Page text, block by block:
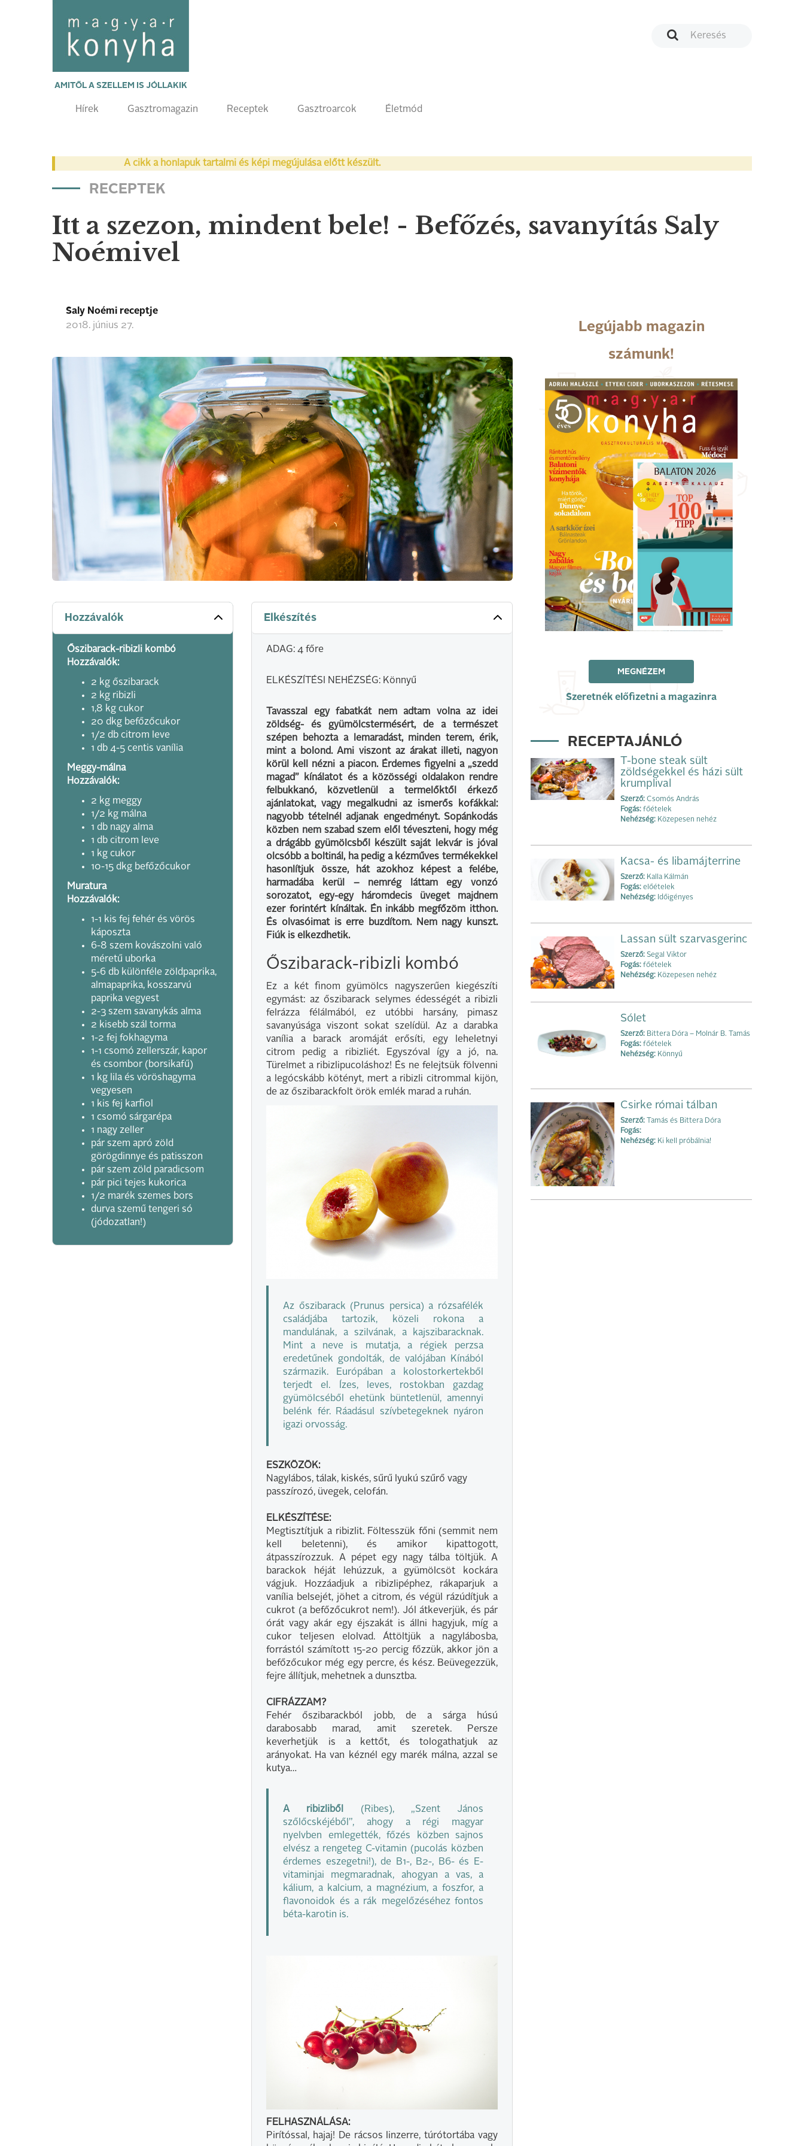
AMITŐL A SZELLEM IS JÓLLAKIK
Hírek Gasztromagazin Receptek Gasztroarcok Életmód
A cikk a honlapuk tartalmi és képi megújulása előtt készült.
RECEPTEK
Itt a szezon, mindent bele! - Befőzés, savanyítás Saly
Noémivel
Saly Noémi receptje
2018. június 27.
Hozzávalók
Őszibarack-ribizli kombó
Hozzávalók:
2 kg őszibarack
2 kg ribizli
1,8 kg cukor
20 dkg befőzőcukor
1/2 db citrom leve
1 db 4-5 centis vanília
Meggy-málna
Hozzávalók:
2 kg meggy
1/2 kg málna
1 db nagy alma
1 db citrom leve
1 kg cukor
10-15 dkg befőzőcukor
Muratura
Hozzávalók:
1-1 kis fej fehér és vörös
káposzta
6-8 szem kovászolni való
méretű uborka
5-6 db különféle zöldpaprika,
almapaprika, kosszarvú
paprika vegyest
2-3 szem savanykás alma
2 kisebb szál torma
1-2 fej fokhagyma
1-1 csomó zellerszár, kapor
és csombor (borsikafű)
1 kg lila és vöröshagyma
vegyesen
1 kis fej karfiol
1 csomó sárgarépa
1 nagy zeller
pár szem apró zöld
görögdinnye és patisszon
pár szem zöld paradicsom
pár pici tejes kukorica
1/2 marék szemes bors
durva szemű tengeri só
(jódozatlan!)
Elkészítés
ADAG: 4 főre
ELKÉSZÍTÉSI NEHÉZSÉG: Könnyű
Tavasszal egy fabatkát nem adtam volna az idei
zöldség- és gyümölcstermésért, de a természet
szépen behozta a lemaradást, minden terem, érik,
mint a bolond. Ami viszont az árakat illeti, nagyon
körül kell nézni a piacon. Érdemes figyelni a „szedd
magad” kínálatot és a közösségi oldalakon rendre
felbukkanó, közvetlenül a termelőktől érkező
ajánlatokat, vagy megalkudni az ismerős kofákkal:
nagyobb tételnél adjanak engedményt. Sopánkodás
közben nem szabad szem elől téveszteni, hogy még
a drágább gyümölcsből készült saját lekvár is jóval
olcsóbb a boltinál, ha pedig a kézműves termékekkel
hasonlítjuk össze, hát azokhoz képest a felébe,
harmadába kerül − nemrég láttam egy vonzó
sorozatot, egy-egy háromdecis üveget majdnem
ezer forintért kínáltak. Én inkább megfőzöm itthon.
És olvasóimat is erre buzdítom. Nem nagy kunszt.
Fiúk is elkezdhetik.
Őszibarack-ribizli kombó
Ez a két finom gyümölcs nagyszerűen kiegészíti
egymást: az őszibarack selymes édességét a ribizli
felrázza félálmából, ez utóbbi harsány, pimasz
savanyúsága viszont sokat szelídül. Az a darabka
vanília a barack aromáját erősíti, egy leheletnyi
citrom pedig a ribizliét. Egyszóval így a jó, na.
Türelmet a ribizlipucoláshoz! És ne felejtsük fölvenni
a legócskább kötényt, mert a ribizli citrommal kijön,
de az őszibarackfolt örök emlék marad a ruhán.
Az őszibarack (Prunus persica) a rózsafélék
családjába tartozik, közeli rokona a
mandulának, a szilvának, a kajszibaracknak.
Mint a neve is mutatja, a régiek perzsa
eredetűnek gondolták, de valójában Kínából
származik. Európában a kolostorkertekből
terjedt el. Ízes, leves, rostokban gazdag
gyümölcséből ehetünk büntetlenül, amennyi
belénk fér. Ráadásul szívbetegeknek nyáron
igazi orvosság.
ESZKÖZÖK:
Nagylábos, tálak, kiskés, sűrű lyukú szűrő vagy
passzírozó, üvegek, celofán.
ELKÉSZÍTÉSE:
Megtisztítjuk a ribizlit. Föltesszük főni (semmit nem
kell beletenni), és amikor kipattogott,
átpasszírozzuk. A pépet egy nagy tálba töltjük. A
barackok héját lehúzzuk, a gyümölcsöt kockára
vágjuk. Hozzáadjuk a ribizlipéphez, rákaparjuk a
vanília belsejét, jöhet a citrom, és végül rázúdítjuk a
cukrot (a befőzőcukrot nem!). Jól átkeverjük, és pár
órát vagy akár egy éjszakát is állni hagyjuk, míg a
cukor teljesen elolvad. Áttöltjük a nagylábosba,
forrástól számított 15-20 percig főzzük, akkor jön a
befőzőcukor még egy percre, és kész. Beüvegezzük,
fejre állítjuk, mehetnek a dunsztba.
CIFRÁZZAM?
Fehér őszibarackból jobb, de a sárga húsú
darabosabb marad, amit szeretek. Persze
keverhetjük is a kettőt, és tologathatjuk az
arányokat. Ha van kéznél egy marék málna, azzal se
kutya…
A ribizliből
(Ribes), „Szent János
szőlőcskéjéből”, ahogy a régi magyar
nyelvben emlegették, főzés közben sajnos
elvész a rengeteg C-vitamin (pucolás közben
érdemes eszegetni!), de B1-, B2-, B6- és E-
vitaminjai megmaradnak, ahogyan a vas, a
kálium, a kalcium, a magnézium, a foszfor, a
flavonoidok és a rák megelőzéséhez fontos
béta-karotin is.
FELHASZNÁLÁSA:
Pirítóssal, hajaj! De rácsos linzerre, túrótortába vagy
Legújabb magazin
számunk!
MEGNÉZEM
Szeretnék előfizetni a magazinra
RECEPTAJÁNLÓ
T-bone steak sült
zöldségekkel és házi sült
krumplival
Szerző: Csomós András
Fogás: főételek
Nehézség: Közepesen nehéz
Kacsa- és libamájterrine
Szerző: Kalla Kálmán
Fogás: előételek
Nehézség: Időigényes
Lassan sült szarvasgerinc
Szerző: Segal Viktor
Fogás: főételek
Nehézség: Közepesen nehéz
Sólet
Szerző: Bittera Dóra – Molnár B. Tamás
Fogás: főételek
Nehézség: Könnyű
Csirke római tálban
Szerző: Tamás és Bittera Dóra
Fogás:
Nehézség: Ki kell próbálnia!